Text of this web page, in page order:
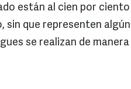
están al cien por
sin que representen
se realizan de